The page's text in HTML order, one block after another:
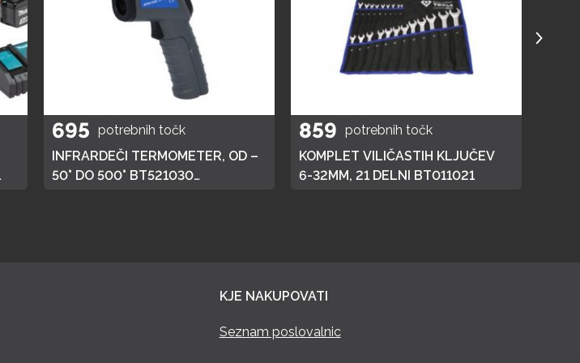
695 potrebnih točk
INFRARDEČI TERMOMETER, OD –
50° DO 500° BT521030
859 potrebnih točk
KOMPLET VILIČASTIH KLJUČEV
6-32MM, 21 DELNI BT011021
KJE NAKUPOVATI
Seznam poslovalnic